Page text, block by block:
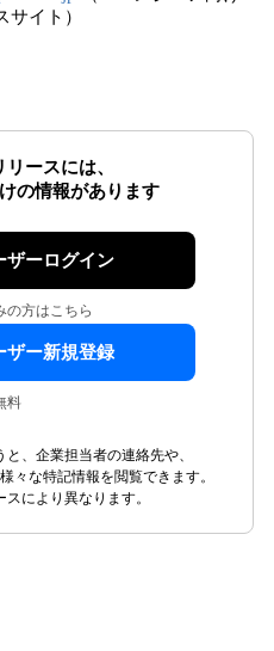
イト）
ースには、
の情報があります
ザーログイン
の方はこちら
ザー新規登録
料
、企業担当者の連絡先や、
々な特記情報を閲覧できます。
により異なります。